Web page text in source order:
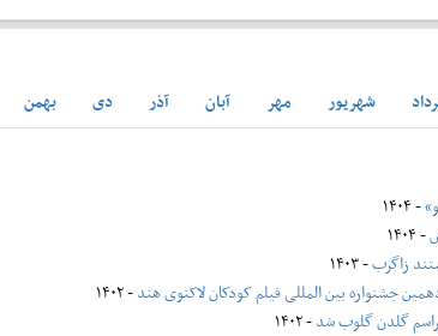
شهريور مهر آبان آذر دی بهمن
- ۱۴۰۴
- ۱۴۰۴
زاگرب- ۱۴۰۳
جشنواره بین المللی فیلم کودکان لاکنوی هند- ۱۴۰۲
گلدن گلوب شد- ۱۴۰۲